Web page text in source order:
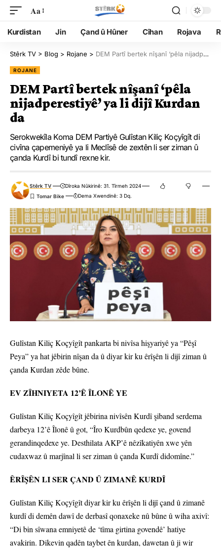
Aa
Kurdistan Jin Çand û Hûner Cîhan Rojava
Stêrk TV > Blog > Rojane > DEM Partî bertek nîşanî ‘pêla nijadperestiyê’ ya li dijî Kurdan da
ROJANE
DEM Partî bertek nîşanî ‘pêla
nijadperestiyê’ ya li dijî Kurdan
da
Serokwekîla Koma DEM Partiyê Gulîstan Kiliç Koçyîgît di
civîna çapemeniyê ya li Meclîsê de zextên li ser ziman û
çanda Kurdî bi tundî rexne kir.
Stêrk TV
Dîroka Nûkirinê: 31. Tîrmeh 2024
Dema Xwendinê: 3 Dq.
Gulîstan Kiliç Koçyîgît pankarta bi nivîsa hişyariyê ya “Pêşî
Peya” ya hat jêbirin nîşan da û diyar kir ku êrîşên li dijî ziman û
çanda Kurdan zêde bûne.
EV ZÎHNIYETA 12’Ê ÎLONÊ YE
Gulîstan Kiliç Koçyîgît jêbirina nivîsên Kurdî şiband serdema
darbeya 12’ê Îlonê û got, “Îro Kurdbûn qedexe ye, govend
gerandinqedexe ye. Desthilata AKP’ê nêzîkatiyên xwe yên
cudaxwaz û marjînal li ser ziman û çanda Kurdî didomîne.”
ÊRÎŞÊN LI SER ÇAND Û ZIMANÊ KURDÎ
Gulîstan Kiliç Koçyîgît diyar kir ku êrîşên li dijî çand û zimanê
kurdî di demên dawî de derbasî qonaxeke nû bûne û wiha axivî:
“Di bin sîwana emniyetê de ‘tîma girtina govendê’ hatiye
avakirin. Dikevin qadên taybet ên kurdan, dawetan û ji wir